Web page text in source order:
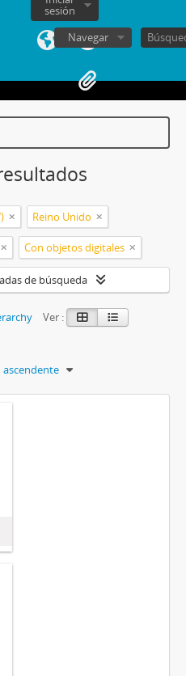
sesión
Navegar
Reino Unido
Con objetos digitales
de búsqueda
Ver :
ascendente